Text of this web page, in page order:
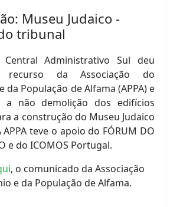
Museu Judaico -
tribunal
Administrativo Sul deu
da Associação do
da População de Alfama (APPA) e
a não demolição dos edifícios
a construção do Museu Judaico
APPA teve o apoio do FÓRUM DO
e do ICOMOS Portugal.
, o comunicado da Associação
e da População de Alfama.